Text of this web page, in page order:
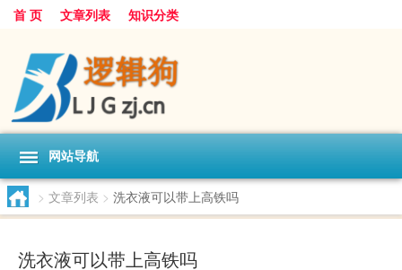
首 页 文章列表 知识分类
网站导航
> 文章列表 > 洗衣液可以带上高铁吗
洗衣液可以带上高铁吗